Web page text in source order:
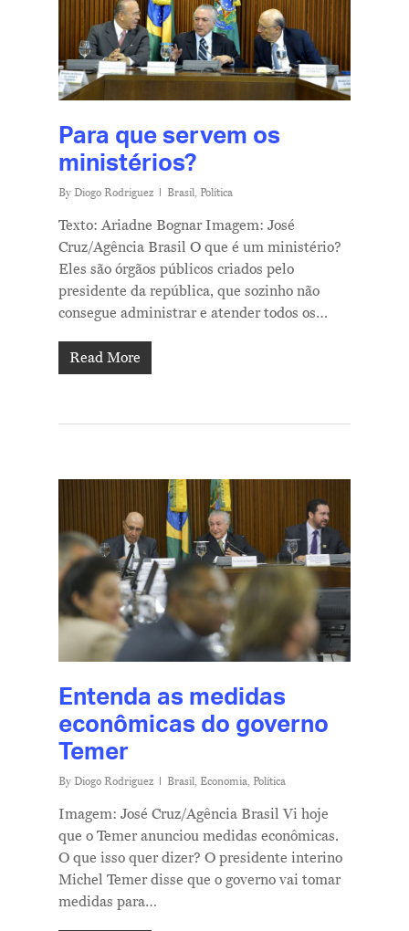
Para que servem os
ministérios?
By Diogo Rodriguez Brasil Política
Texto: Ariadne Bognar Imagem: José
Cruz/Agência Brasil O que é um ministério?
Eles são órgãos públicos criados pelo
presidente da república, que sozinho não
consegue administrar e atender todos os…
Read More
Entenda as medidas
econômicas do governo
Temer
By Diogo Rodriguez Brasil, Economia, Política
Imagem: José Cruz/Agência Brasil Vi hoje
que o Temer anunciou medidas econômicas.
O que isso quer dizer? O presidente interino
Michel Temer disse que o governo vai tomar
medidas para…